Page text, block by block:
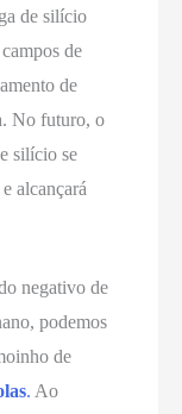
de silício
de
de
No futuro, o
silício se
alcançará
negativo de
podemos
de
. Ao